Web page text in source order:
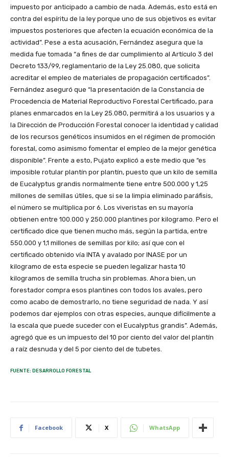
impuesto por anticipado a cambio de nada. Además, esto está en
contra del espíritu de la ley porque uno de sus objetivos es evitar
impuestos posteriores que afecten la ecuación económica de la
actividad”. Pese a esta acusación, Fernández asegura que la
medida fue tomada “a fines de dar cumplimiento al Artículo 3 del
Decreto 133/99, reglamentario de la Ley 25.080, que solicita
acreditar el empleo de materiales de propagación certificados”.
Fernández aseguró que “la presentación de la Constancia de
Procedencia de Material Reproductivo Forestal Certificado, para
planes enmarcados en la Ley 25.080, permitirá a los usuarios y a
la Dirección de Producción Forestal conocer la identidad y calidad
de los recursos genéticos insumidos en el régimen de promoción
forestal, como asimismo fomentar el empleo de la mejor genética
disponible”. Frente a esto, Pujato explicó a este medio que “es
imposible rotular plantín por plantín, puesto que un kilo de semilla
de Eucalyptus grandis normalmente tiene entre 500.000 y 1,25
millones de semillas útiles, que si se la limpia eliminado paráfisis,
el número se multiplica por 6. Los viveristas en su mayoría
obtienen entre 100.000 y 250.000 plantines por kilogramo. Pero el
certificado dice que tienen mucho más, según la partida, entre
550.000 y 1,1 millones de semillas por kilo; así que con el
certificado obtenido vía INTA y avalado por INASE por un
kilogramo de esta especie se pueden legalizar hasta 10
kilogramos de semilla trucha sin problemas. Ahora bien, un
forestador compra esos plantines con todos los avales, pero
como acabo de demostrarlo, no tiene seguridad de nada. Y así
podemos dar ejemplos con otras especies, aunque difícilmente a
la escala que puede suceder con el Eucalyptus grandis”. Además,
agregó que es un impuesto del 10 por ciento del valor del plantín
a raíz desnuda y del 5 por ciento del de tubetes.
FUENTE: DESARROLLO FORESTAL
Facebook X WhatsApp